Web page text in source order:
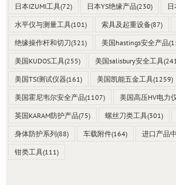
日本IZUMI工具(72) 日本YS绝缘产品(230)
水平仪与测量工具(101) 索具及起重设备(87)
绝缘操作杆和切刀(321) 美国hastings安全产品
美国KUDOS工具(255) 美国salisbury安全工具
美国TSI测试仪器(161) 美国凯能五金工具(1259)
美国霍尼韦尔安全产品(1107) 美国高压HV电力
英国KARAM防护产品(75) 螺丝刀类工具(301)
身体防护系列(88) 车载附件(164) 进口产品
钳类工具(111)